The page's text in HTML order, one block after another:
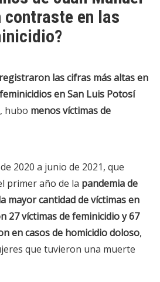
contraste en las
las cifras más altas en
en San Luis Potosí
hubo menos víctimas de
2020 a junio de 2021, que
primer año de la pandemia de
mayor cantidad de víctimas en
27 víctimas de feminicidio y 67
en casos de homicidio doloso,
que tuvieron una muerte